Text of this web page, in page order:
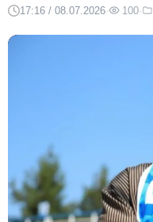
17:16 / 08.07.2026· 100·